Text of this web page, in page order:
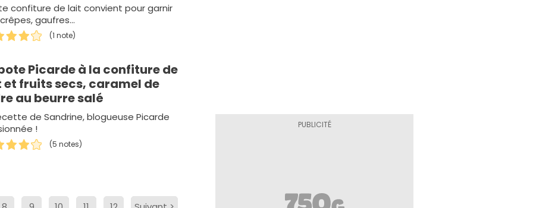
confiture de lait convient pour garnir
gaufres...
(1 note)
Picarde à la confiture de
et fruits secs, caramel de
au beurre salé
de Sandrine, blogueuse Picarde
!
(5 notes)